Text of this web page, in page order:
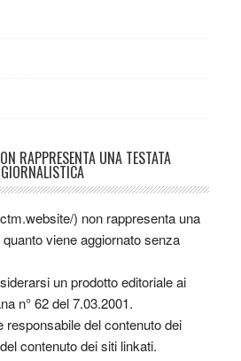
RAPPRESENTA UNA TESTATA
GIORNALISTICA
) non rappresenta una
viene aggiornato senza
un prodotto editoriale ai
n° 62 del 7.03.2001.
responsabile del contenuto dei
contenuto dei siti linkati.